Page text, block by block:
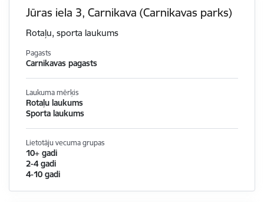
Jūras iela 3, Carnikava (Carnikavas parks)
Rotaļu, sporta laukums
Pagasts
Carnikavas pagasts
Laukuma mērķis
Rotaļu laukums
Sporta laukums
Lietotāju vecuma grupas
10+ gadi
2-4 gadi
4-10 gadi